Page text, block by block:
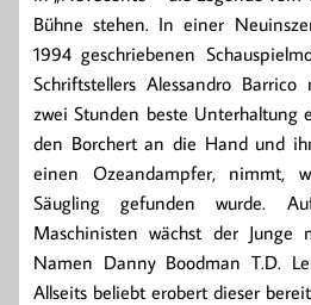
Bühne stehen. In einer
1994 geschriebenen
Schriftstellers Alessandro
zwei Stunden beste Unterhaltung
den Borchert an die Hand und
einen Ozeandampfer, nimmt,
Säugling gefunden wurde.
Maschinisten wächst der Junge
Namen Danny Boodman T.D.
Allseits beliebt erobert dieser